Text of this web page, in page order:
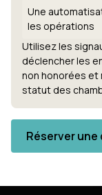
Une
les opérations
Utilisez les
déclencher les
non honorées et
statut des
Réserver